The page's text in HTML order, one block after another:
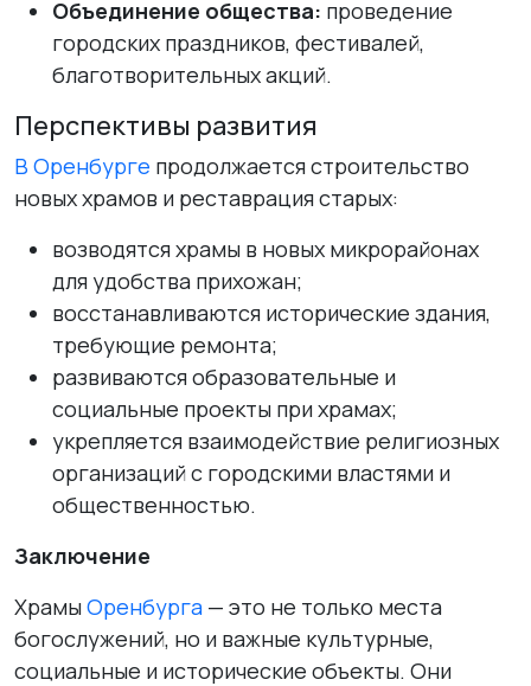
Объединение общества: проведение
городских праздников, фестивалей,
благотворительных акций.
Перспективы развития
В Оренбурге продолжается строительство
новых храмов и реставрация старых:
возводятся храмы в новых микрорайонах
для удобства прихожан;
восстанавливаются исторические здания,
требующие ремонта;
развиваются образовательные и
социальные проекты при храмах;
укрепляется взаимодействие религиозных
организаций с городскими властями и
общественностью.
Заключение
ХрамыОренбурга — это не только места
богослужений, но и важные культурные,
социальные и исторические объекты. Они